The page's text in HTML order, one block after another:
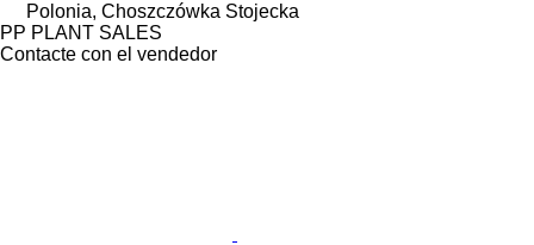
Polonia, Choszczówka Stojecka
PP PLANT SALES
Contacte con el vendedor